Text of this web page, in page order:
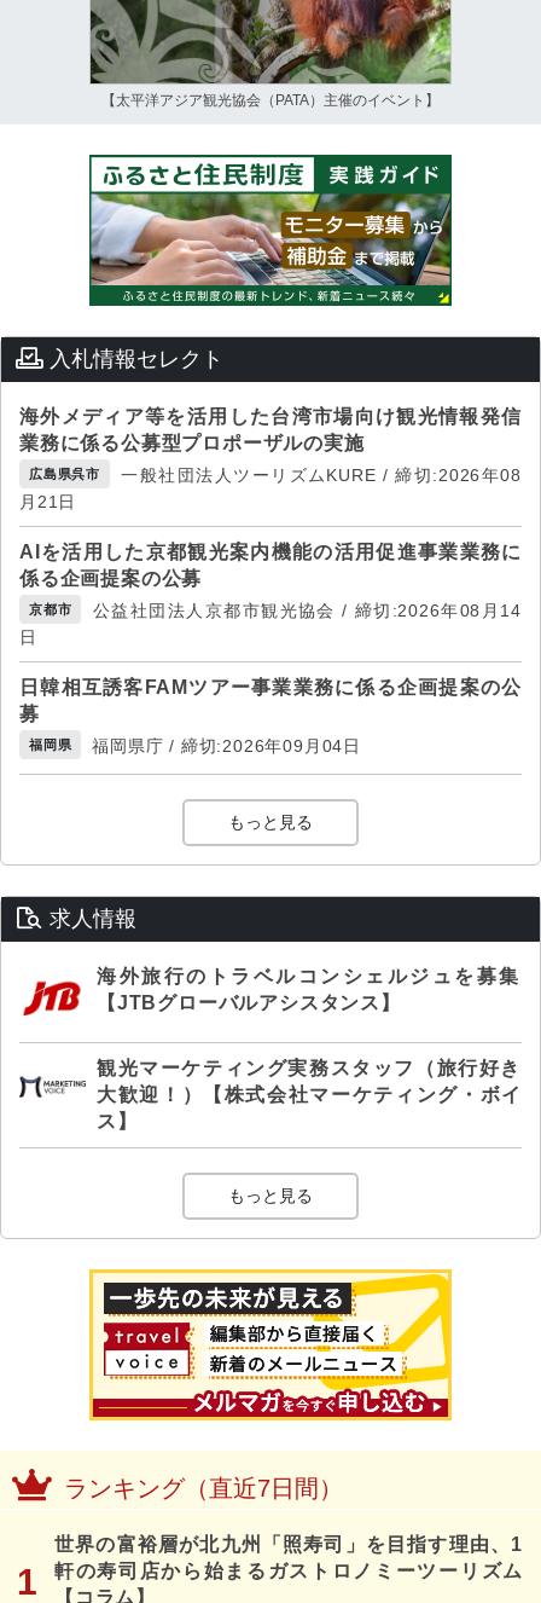
【太平洋アジア観光協会（PATA）主催のイベント】
入札情報セレクト
海外メディア等を活用した台湾市場向け観光情報発信
業務に係る公募型プロポーザルの実施
広島県呉市
一般社団法人ツーリズムKURE / 締切:2026年08
月21日
AIを活用した京都観光案内機能の活用促進事業業務に
係る企画提案の公募
京都市
公益社団法人京都市観光協会 / 締切:2026年08月14
日
日韓相互誘客FAMツアー事業業務に係る企画提案の公
募
福岡県 福岡県庁 / 締切:2026年09月04日
もっと見る
求人情報
海外旅行のトラベルコンシェルジュを募集
【JTBグローバルアシスタンス】
観光マーケティング実務スタッフ（旅行好き
大歓迎！）【株式会社マーケティング・ボイ
ス】
もっと見る
ランキング（直近7日間）
世界の富裕層が北九州「照寿司」を目指す理由、1
軒の寿司店から始まるガストロノミーツーリズム
【コラム】